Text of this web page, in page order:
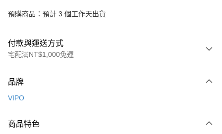
預購商品：預計 3 個工作天出貨
付款與運送方式
宅配滿NT$1,000免運
信用卡一次付款
Apple Pay
品牌
VIPO
商品特色